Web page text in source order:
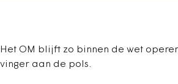
Het OM blijft zo binnen de wet
vinger aan de pols.